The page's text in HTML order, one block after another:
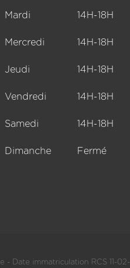
Mardi 14H-18H
Mercredi 14H-18H
Jeudi 14H-18H
Vendredi 14H-18H
Samedi 14H-18H
Dimanche Fermé
- Date immatriculation RCS 11-02-